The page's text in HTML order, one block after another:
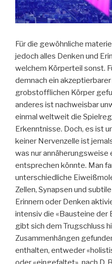
Für die gewöhnliche
jedoch alles Denken und
welchem Körperteil sonst.
demnach ein
grobstofflichen Körper
anderes ist nachweisbar
einmal weltweit die
Erkenntnisse. Doch, es ist
keiner Nervenzelle ist
was nur annäherungsweise
entsprechen könnte. Man
unterschiedliche
Zellen, Synapsen und
Erinnern oder Denken
intensiv die «Bausteine der
gibt sich dem Trugschluss
Zusammenhängen
enthalten, entweder